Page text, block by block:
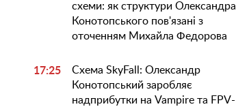
схеми: як структури Олександра
Конотопського пов'язані з
оточенням Михайла Федорова
17:25
Схема SkyFall: Олександр
Конотопський заробляє
надприбутки на Vampire та FPV-